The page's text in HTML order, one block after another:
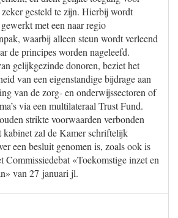
gesteld te zijn. Hierbij wordt
met een naar regio
waarbij alleen steun wordt verleend
de principes worden nageleefd.
gelijkgezinde donoren, beziet het
van een eigenstandige bijdrage aan
van de zorg- en onderwijssectoren of
via een multilateraal Trust Fund.
strikte voorwaarden verbonden
kabinet zal de Kamer schriftelijk
een besluit genomen is, zoals ook is
Commissiedebat «Toekomstige inzet en
van 27 januari jl.